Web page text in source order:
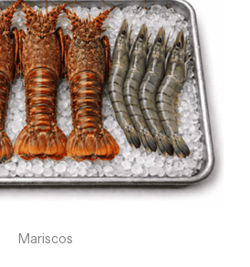
Mariscos